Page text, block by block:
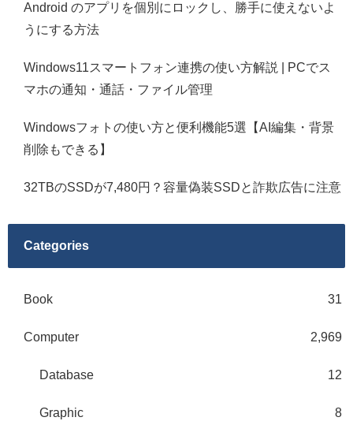
Android のアプリを個別にロックし、勝手に使えないよ
うにする方法
Windows11スマートフォン連携の使い方解説 | PCでス
マホの通知・通話・ファイル管理
Windowsフォトの使い方と便利機能5選【AI編集・背景
削除もできる】
32TBのSSDが7,480円？容量偽装SSDと詐欺広告に注意
Categories
Book 31
Computer 2,969
Database 12
Graphic 8